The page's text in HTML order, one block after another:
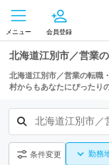
メニュー 会員登録
北海道江別市／営業
北海道江別市／営業の転職
村からもあなたにぴったり
北海道江別市／
条件変更 勤務